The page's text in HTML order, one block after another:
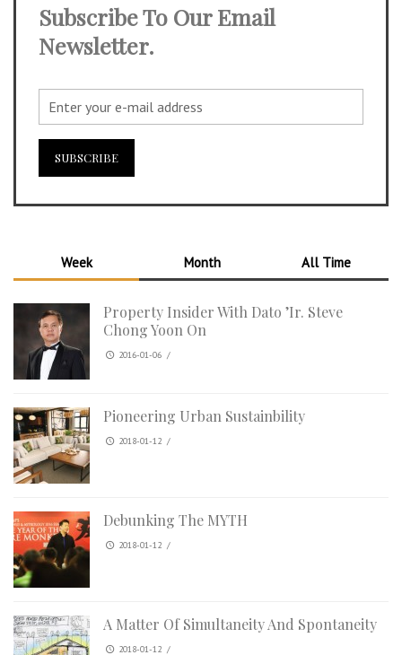
Subscribe To Our Email
Newsletter.
Week Month All Time
Property Insider With Dato ’Ir. Steve
Chong Yoon On
2016-01-06 /
Pioneering Urban Sustainbility
2018-01-12 /
Debunking The MYTH
2018-01-12 /
A Matter Of Simultaneity And Spontaneity
2018-01-12 /